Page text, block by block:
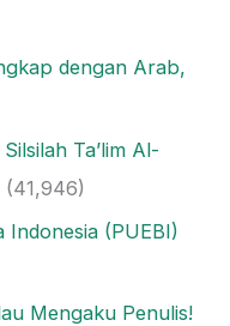
dengan Arab,
Ta’lim Al-
(41,946)
Indonesia (PUEBI)
Mengaku Penulis!